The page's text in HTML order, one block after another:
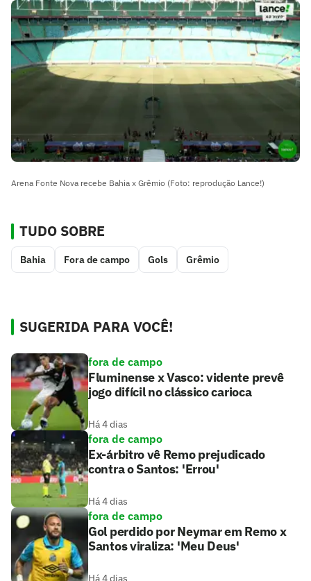
Arena Fonte Nova recebe Bahia x Grêmio (Foto: reprodução Lance!)
TUDO SOBRE
Bahia Fora de campo Gols Grêmio
SUGERIDA PARA VOCÊ!
fora de campo
Fluminense x Vasco: vidente prevê
jogo difícil no clássico carioca
Há 4 dias
fora de campo
Ex-árbitro vê Remo prejudicado
contra o Santos: 'Errou'
Há 4 dias
fora de campo
Gol perdido por Neymar em Remo x
Santos viraliza: 'Meu Deus'
Há 4 dias